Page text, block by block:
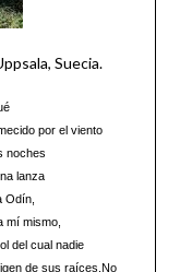
Suecia.
por el viento
noches
lanza
Odín,
mí mismo,
del cual nadie
de sus raíces.No